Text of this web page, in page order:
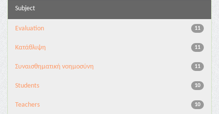
Subject
11
Evaluation
11
Κατάθλιψη
11
Συναισθηματική νοημοσύνη
10
Students
10
Teachers